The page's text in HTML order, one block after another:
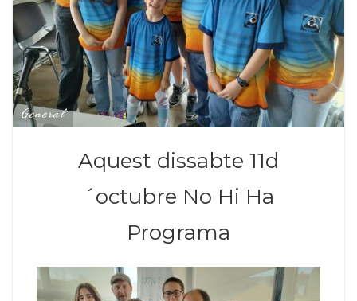
General
Aquest dissabte 11d
´octubre No Hi Ha
Programa